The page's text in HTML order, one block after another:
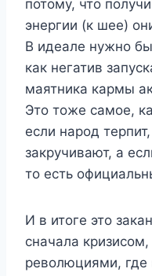
потому, что
энергии (к шее)
В идеале нужно
как негатив
маятника кармы
Это тоже самое,
если народ
закручивают, а
то есть
И в итоге это
сначала
революциями, где